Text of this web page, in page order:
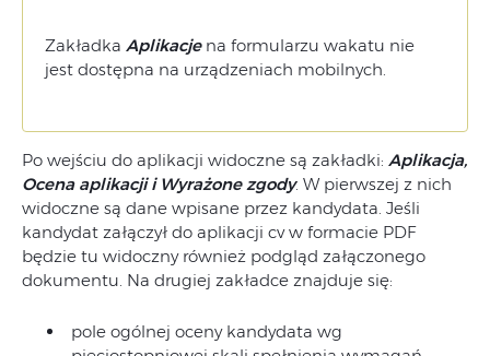
Zakładka Aplikacjena formularzu wakatu nie
jest dostępna na urządzeniach mobilnych.
Po wejściu do aplikacji widoczne są zakładki: Aplikacja,
Ocena aplikacji i Wyrażone zgody. W pierwszej z nich
widoczne są dane wpisane przez kandydata. Jeśli
kandydat załączył do aplikacji cv w formacie PDF
będzie tu widoczny również podgląd załączonego
dokumentu. Na drugiej zakładce znajduje się:
pole ogólnej oceny kandydata wg